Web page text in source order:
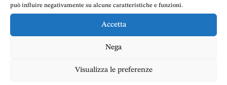
può influire negativamente su alcune caratteristiche e funzioni.
Accetta
Nega
Visualizza le preferenze
E-mail